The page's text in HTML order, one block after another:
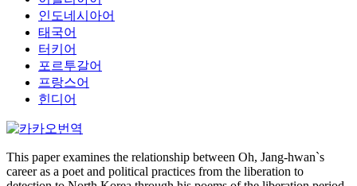
인도네시아어
태국어
터키어
포르투갈어
프랑스어
힌디어
This paper examines the relationship between Oh, Jang-hwan`s
career as a poet and political practices from the liberation to